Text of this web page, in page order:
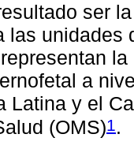
ser
las unidades
a
Latina y el
(OMS)1 .